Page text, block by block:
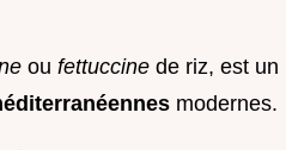
ou fettuccine de riz, est un
modernes.